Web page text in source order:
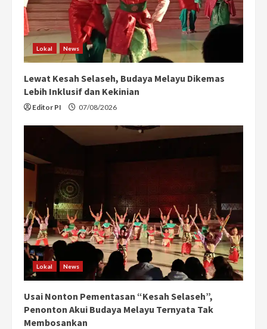
Lokal News
Lewat Kesah Selaseh, Budaya Melayu Dikemas
Lebih Inklusif dan Kekinian
Editor PI 07/08/2026
Lokal News
Usai Nonton Pementasan “Kesah Selaseh”,
Penonton Akui Budaya Melayu Ternyata Tak
Membosankan